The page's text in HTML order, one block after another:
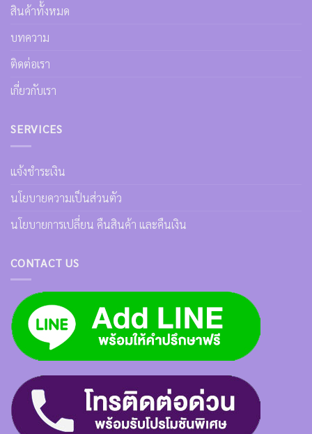
สินค้าทั้งหมด
บทความ
ติดต่อเรา
เกี่ยวกับเรา
SERVICES
แจ้งชำระเงิน
นโยบายความเป็นส่วนตัว
นโยบายการเปลี่ยน คืนสินค้า และคืนเงิน
CONTACT US